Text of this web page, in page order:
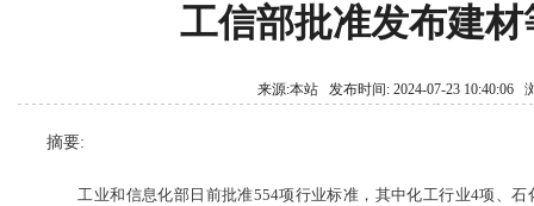
工信部批准发布建
来源:本站 发布时间: 2024-07-23 10:40:06
摘要:
工业和信息化部日前批准554项行业标准，其中化工行业4项、